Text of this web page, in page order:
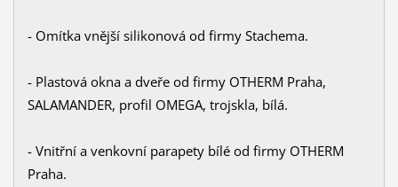
- Omítka vnější silikonová od firmy Stachema.
- Plastová okna a dveře od firmy OTHERM Praha,
SALAMANDER, profil OMEGA, trojskla, bílá.
- Vnitřní a venkovní parapety bílé od firmy OTHERM
Praha.